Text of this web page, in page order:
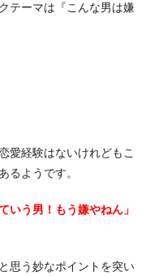
テーマは『こんな男は嫌
愛経験はないけれどもこ
るようです。
いう男！もう嫌やねん」
思う妙なポイントを突い